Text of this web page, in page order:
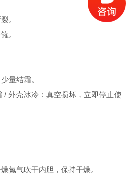
。
。
量结霜。
/ 外壳冰冷：真空损坏，立即停止使
氮气吹干内胆，保持干燥。